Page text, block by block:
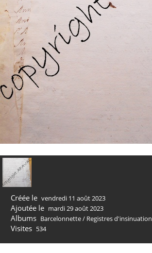
Créée le vendredi 11 août 2023
Ajoutée le mardi 29 août 2023
Albums Barcelonnette/ Registres d'insinuation
Visites 534